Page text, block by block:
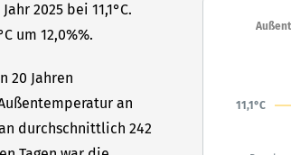
2025 bei 11,1°C.
um 12,0%%.
20 Jahren
an
durchschnittlich 242
11,1°C